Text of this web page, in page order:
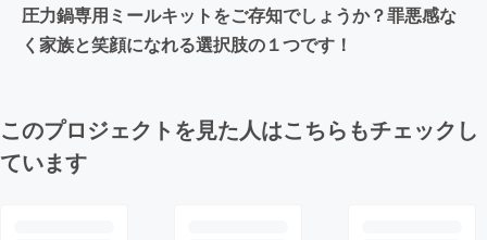
圧力鍋専用ミールキットをご存知でしょうか？罪悪感な
く家族と笑顔になれる選択肢の１つです！
このプロジェクトを見た人はこちらもチェックし
ています